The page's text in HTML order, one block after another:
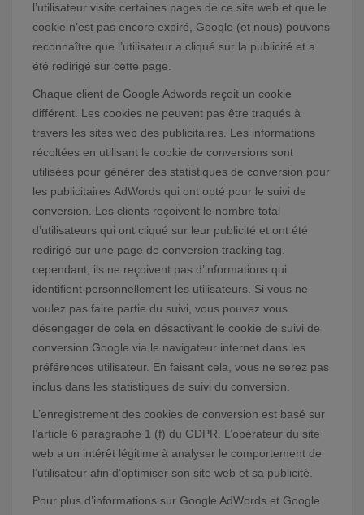
l’utilisateur visite certaines pages de ce site web et que le
cookie n’est pas encore expiré, Google (et nous) pouvons
reconnaître que l’utilisateur a cliqué sur la publicité et a
été redirigé sur cette page.
Chaque client de Google Adwords reçoit un cookie
différent. Les cookies ne peuvent pas être traqués à
travers les sites web des publicitaires. Les informations
récoltées en utilisant le cookie de conversions sont
utilisées pour générer des statistiques de conversion pour
les publicitaires AdWords qui ont opté pour le suivi de
conversion. Les clients reçoivent le nombre total
d’utilisateurs qui ont cliqué sur leur publicité et ont été
redirigé sur une page de conversion tracking tag.
cependant, ils ne reçoivent pas d’informations qui
identifient personnellement les utilisateurs. Si vous ne
voulez pas faire partie du suivi, vous pouvez vous
désengager de cela en désactivant le cookie de suivi de
conversion Google via le navigateur internet dans les
préférences utilisateur. En faisant cela, vous ne serez pas
inclus dans les statistiques de suivi du conversion.
L’enregistrement des cookies de conversion est basé sur
l’article 6 paragraphe 1 (f) du GDPR. L’opérateur du site
web a un intérêt légitime à analyser le comportement de
l’utilisateur afin d’optimiser son site web et sa publicité.
Pour plus d’informations sur Google AdWords et Google